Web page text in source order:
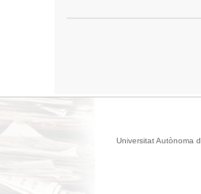
Universitat Autònoma